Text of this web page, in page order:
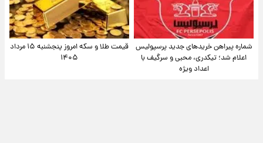
شماره پیراهن خریدهای جدید پرسپولیس
اعلام شد؛ تیکدری، محبی و سرگیف با
اعداد ویژه
قیمت طلا و سکه امروز پنجشنبه ۱۵ مرداد
۱۴۰۵